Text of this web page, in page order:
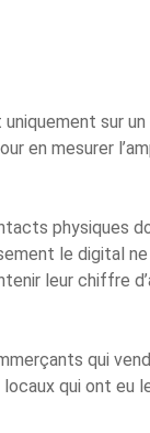
sur un
en mesurer
physiques
le digital
leur chiffre
qui
qui ont eu